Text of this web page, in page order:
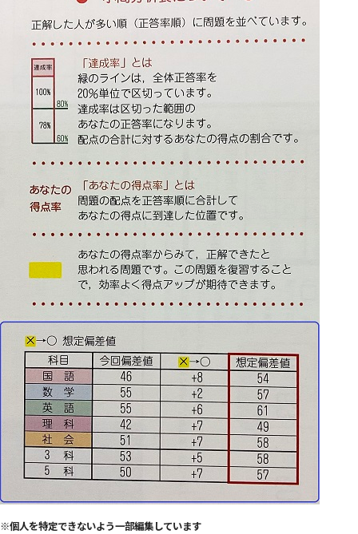
※個人を特定できないよう一部編集しています